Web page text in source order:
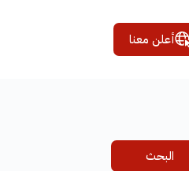
أعلن معنا
البحث